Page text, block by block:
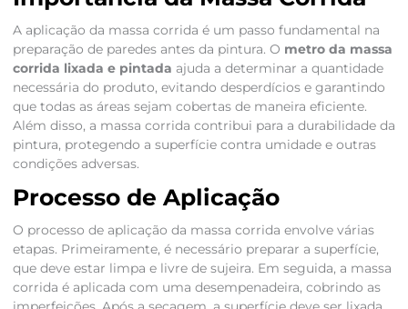
A aplicação da massa corrida é um passo fundamental na
preparação de paredes antes da pintura. O metro da massa
corrida lixada e pintada ajuda a determinar a quantidade
necessária do produto, evitando desperdícios e garantindo
que todas as áreas sejam cobertas de maneira eficiente.
Além disso, a massa corrida contribui para a durabilidade da
pintura, protegendo a superfície contra umidade e outras
condições adversas.
Processo de Aplicação
O processo de aplicação da massa corrida envolve várias
etapas. Primeiramente, é necessário preparar a superfície,
que deve estar limpa e livre de sujeira. Em seguida, a massa
corrida é aplicada com uma desempenadeira, cobrindo as